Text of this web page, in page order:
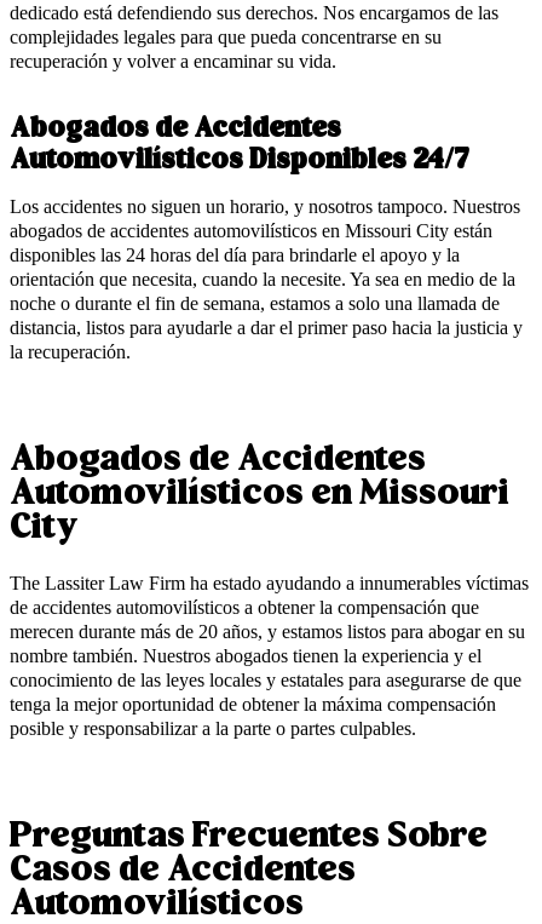
dedicado está defendiendo sus derechos. Nos encargamos de las
complejidades legales para que pueda concentrarse en su
recuperación y volver a encaminar su vida.
Abogados de Accidentes
Automovilísticos Disponibles 24/7
Los accidentes no siguen un horario, y nosotros tampoco. Nuestros
abogados de accidentes automovilísticos en Missouri City están
disponibles las 24 horas del día para brindarle el apoyo y la
orientación que necesita, cuando la necesite. Ya sea en medio de la
noche o durante el fin de semana, estamos a solo una llamada de
distancia, listos para ayudarle a dar el primer paso hacia la justicia y
la recuperación.
Abogados de Accidentes
Automovilísticos en Missouri
City
The Lassiter Law Firm ha estado ayudando a innumerables víctimas
de accidentes automovilísticos a obtener la compensación que
merecen durante más de 20 años, y estamos listos para abogar en su
nombre también. Nuestros abogados tienen la experiencia y el
conocimiento de las leyes locales y estatales para asegurarse de que
tenga la mejor oportunidad de obtener la máxima compensación
posible y responsabilizar a la parte o partes culpables.
Preguntas Frecuentes Sobre
Casos de Accidentes
Automovilísticos